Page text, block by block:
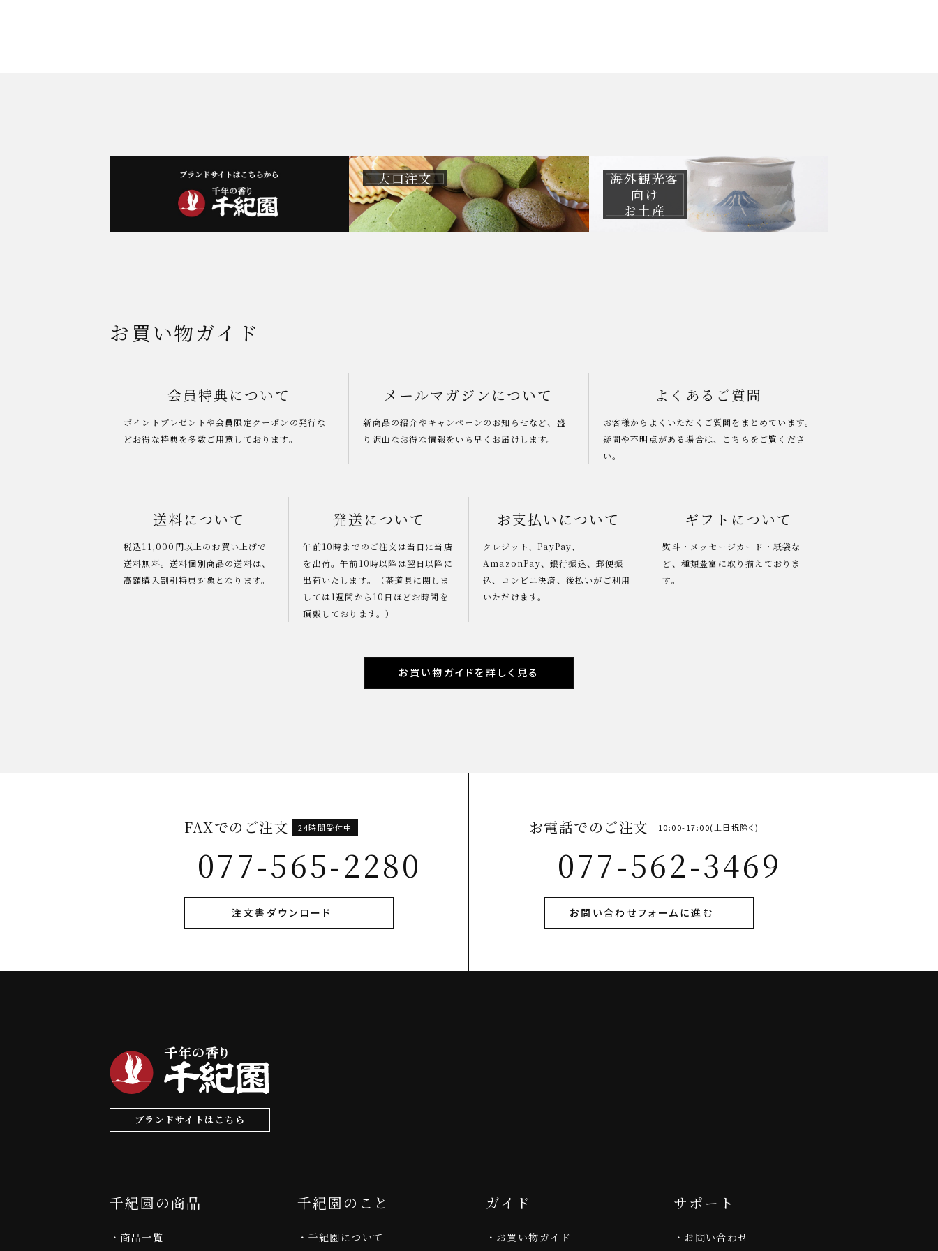
大口注文
海外観光客
向け
お土産
お買い物ガイド
会員特典について
ポイントプレゼントや会員限定クーポンの発行な
どお得な特典を多数ご用意しております。
メールマガジンについて
新商品の紹介やキャンペーンのお知らせなど、盛
り沢山なお得な情報をいち早くお届けします。
よくあるご質問
お客様からよくいただくご質問をまとめています。
疑問や不明点がある場合は、こちらをご覧くださ
い。
送料について
税込11,000円以上のお買い上げで
送料無料。送料個別商品の送料は、
高額購入割引特典対象となります。
発送について
午前10時までのご注文は当日に当店
を出荷。午前10時以降は翌日以降に
出荷いたします。（茶道具に関しま
しては1週間から10日ほどお時間を
頂戴しております。）
お支払いについて
クレジット、PayPay、
AmazonPay、銀行振込、郵便振
込、コンビニ決済、後払いがご利用
いただけます。
ギフトについて
熨斗・メッセージカード・紙袋な
ど、種類豊富に取り揃えておりま
す。
お買い物ガイドを詳しく見る
FAXでのご注文
077-565-2280
24時間受付中
注文書ダウンロード
お電話でのご注文
077-562-3469
10:00-17:00(土日祝除く)
お問い合わせフォームに進む
ブランドサイトはこちら
千紀園の商品
商品一覧
千紀園のこと
千紀園について
ガイド
お買い物ガイド
サポート
お問い合わせ